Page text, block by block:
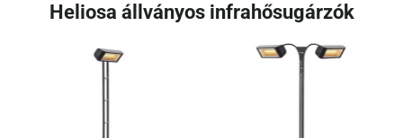
Heliosa állványos infrahősugárzók